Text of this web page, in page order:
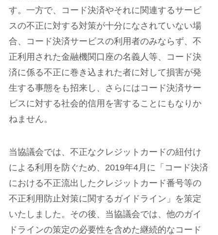
す。一方で、コード決済やそれに関連するサービ
スの不正に対する対策が十分になされていない場
合、コード決済サービスの利用者のみならず、不
正利用された金融機関口座の名義人等、コード決
済に係る不正に巻き込まれた者に対して損害が発
生する事態をも招来し、さらにはコード決済サー
ビスに対する社会的信用を害することにもなりか
ねません。
当協議会では、不正なクレジットカードの紐付け
による利用を防ぐため、2019年4月に「コード決済
における不正流出したクレジットカード番号等の
不正利用防止対策に関するガイドライン」を策定
いたしました。その後、当協議会では、他のガイ
ドラインの策定の必要性を含めた継続的なコード